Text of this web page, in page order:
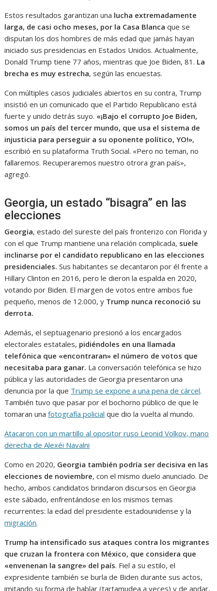
Estos resultados garantizan una lucha extremadamente
larga, de casi ocho meses, por la Casa Blancaque se
disputan los dos hombres de más edad que jamás hayan
iniciado sus presidencias en Estados Unidos. Actualmente,
Donald Trump tiene 77 años, mientras que Joe Biden, 81. La
brecha es muy estrecha, según las encuestas.
Con múltiples casos judiciales abiertos en su contra, Trump
insistió en un comunicado que el Partido Republicano está
fuerte y unido detrás suyo. «¡Bajo el corrupto Joe Biden,
somos un país del tercer mundo, que usa el sistema de
injusticia para perseguir a su oponente político, YO!»,
escribió en su plataforma Truth Social. «Pero no teman, no
fallaremos. Recuperaremos nuestro otrora gran país»,
agregó.
Georgia, un estado “bisagra” en las
elecciones
Georgia, estado del sureste del país fronterizo con Florida y
con el que Trump mantiene una relación complicada, suele
inclinarse por el candidato republicano en las elecciones
presidenciales.Sus habitantes se decantaron por él frente a
Hillary Clinton en 2016, pero le dieron la espalda en 2020,
votando por Biden. El margen de votos entre ambos fue
pequeño, menos de 12.000, y Trump nunca reconoció su
derrota.
Además, el septuagenario presionó a los encargados
electorales estatales, pidiéndoles en una llamada
telefónica que «encontraran» el número de votos que
necesitaba para ganar. La conversación telefónica se hizo
pública y las autoridades de Georgia presentaron una
denuncia por la que Trump se expone a una pena de cárcel.
También tuvo que pasar por el bochorno público de que le
tomaran unafotografía policial que dio la vuelta al mundo.
Atacaron con un martillo al opositor ruso Leonid Volkov, mano
derecha de Alexéi Navalni
Como en 2020, Georgia también podría ser decisiva en las
elecciones de noviembre, con el mismo duelo anunciado. De
hecho, ambos candidatos brindaron discursos en Georgia
este sábado, enfrentándose en los mismos temas
recurrentes: la edad del presidente estadounidense y la
migración.
Trump ha intensificado sus ataques contra los migrantes
que cruzan la frontera con México, que considera que
«envenenan la sangre» del país. Fiel a su estilo, el
expresidente también se burla de Biden durante sus actos,
imitando su forma de hablar (tartamudea a veces) y de andar,